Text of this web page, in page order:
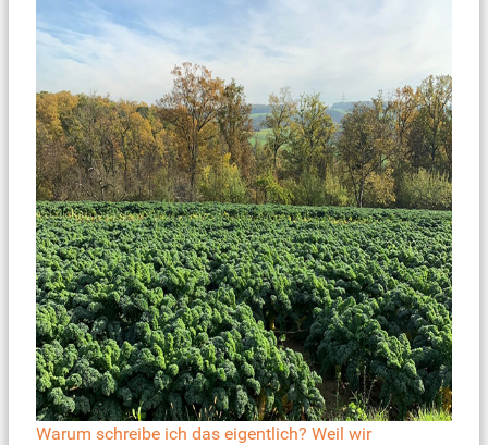
Warum schreibe ich das eigentlich? Weil wir